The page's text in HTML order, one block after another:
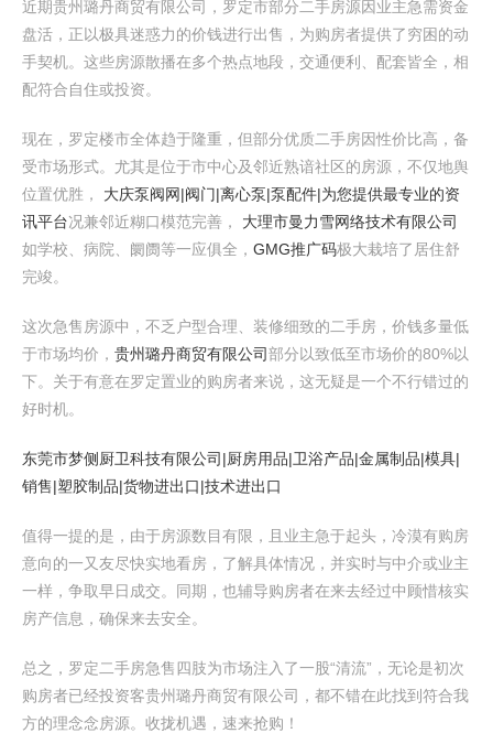
近期贵州璐丹商贸有限公司，罗定市部分二手房源因业主急需资金
盘活，正以极具迷惑力的价钱进行出售，为购房者提供了穷困的动
手契机。这些房源散播在多个热点地段，交通便利、配套皆全，相
配符合自住或投资。
现在，罗定楼市全体趋于隆重，但部分优质二手房因性价比高，备
受市场形式。尤其是位于市中心及邻近熟谙社区的房源，不仅地舆
位置优胜， 大庆泵阀网|阀门|离心泵|泵配件|为您提供最专业的资
讯平台况兼邻近糊口模范完善， 大理市曼力雪网络技术有限公司
如学校、病院、阛阓等一应俱全， GMG推广码极大栽培了居住舒
完竣。
这次急售房源中，不乏户型合理、装修细致的二手房，价钱多量低
于市场均价， 贵州璐丹商贸有限公司部分以致低至市场价的80%以
下。关于有意在罗定置业的购房者来说，这无疑是一个不行错过的
好时机。
东莞市梦侧厨卫科技有限公司|厨房用品|卫浴产品|金属制品|模具|
销售|塑胶制品|货物进出口|技术进出口
值得一提的是，由于房源数目有限，且业主急于起头，冷漠有购房
意向的一又友尽快实地看房，了解具体情况，并实时与中介或业主
一样，争取早日成交。同期，也辅导购房者在来去经过中顾惜核实
房产信息，确保来去安全。
总之，罗定二手房急售四肢为市场注入了一股“清流”，无论是初次
购房者已经投资客贵州璐丹商贸有限公司，都不错在此找到符合我
方的理念念房源。收拢机遇，速来抢购！